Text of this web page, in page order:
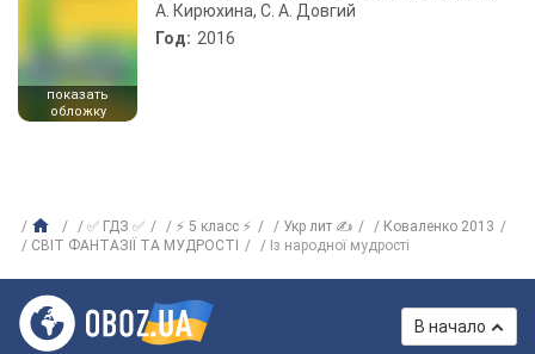
показать
обложку
А. Кирюхина, С. А. Довгий
Год: 2016
✅ ГДЗ ✅ ⚡ 5 класс ⚡ Укр лит ✍
Коваленко 2013
СВІТ ФАНТАЗІЇ ТА МУДРОСТІ
Із народної мудрості
В начало